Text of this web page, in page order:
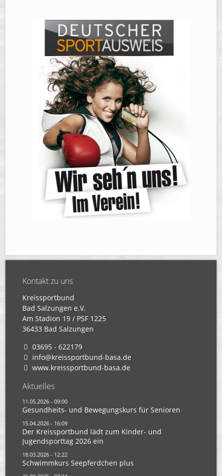
Kontakt zu uns
Kreissportbund
Bad Salzungen e.V.
Am Stadion 19 / PSF 1225
36433 Bad Salzungen
03695 - 622179
info@kreissportbund-basa.de
www.kreissportbund-basa.de
Aktuelles
11.05.2026 - 09:00
Gesundheits- und Bewegungskurs für Senioren
15.04.2026 - 16:09
Der Kreissportbund lädt zum Kinder- und
Jugendsporttag 2026 ein
18.03.2026 - 12:22
Schwimmkurs Seepferdchen plus